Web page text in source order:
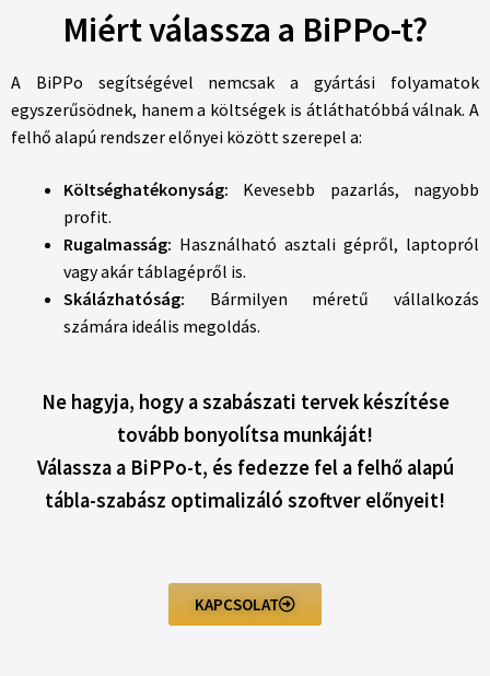
Miért válassza a BiPPo-t?
A BiPPo segítségével nemcsak a gyártási folyamatok
egyszerűsödnek, hanem a költségek is átláthatóbbá válnak. A
felhő alapú rendszer előnyei között szerepel a:
Költséghatékonyság: Kevesebb pazarlás, nagyobb
profit.
Rugalmasság: Használható asztali gépről, laptopról
vagy akár táblagépről is.
Skálázhatóság: Bármilyen méretű vállalkozás
számára ideális megoldás.
Ne hagyja, hogy a szabászati tervek készítése
tovább bonyolítsa munkáját!
Válassza a BiPPo-t, és fedezze fel a felhő alapú
tábla-szabász optimalizáló szoftver előnyeit!
KAPCSOLAT